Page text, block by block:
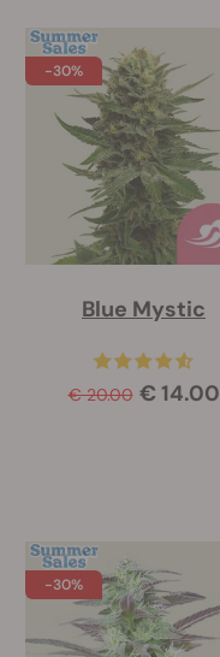
-30%
Blue Mystic
€ 20.00 € 14.00
-30%